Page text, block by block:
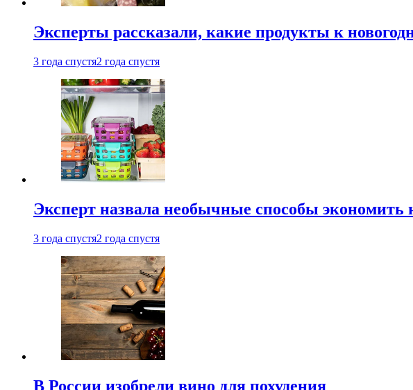
Эксперты рассказали, какие продукты к
3 года спустя2 года спустя
Эксперт назвала необычные способы экономить
3 года спустя2 года спустя
В России изобрели вино для похудения